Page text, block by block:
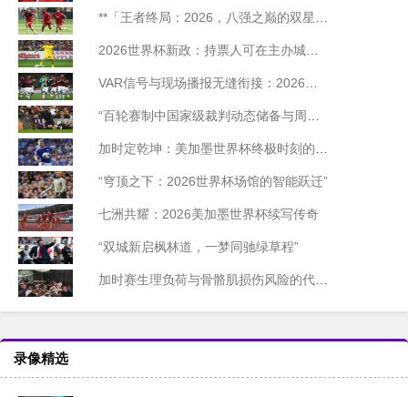
**「王者终局：2026，八强之巅的双星陨落」**
2026世界杯新政：持票人可在主办城市免费乘坐公交
VAR信号与现场播报无缝衔接：2026世界杯北美赛区技术前瞻
“百轮赛制中国家级裁判动态储备与周期迭代模型研究”
加时定乾坤：美加墨世界杯终极时刻的胜负密码
“穹顶之下：2026世界杯场馆的智能跃迁”
七洲共耀：2026美加墨世界杯续写传奇
“双城新启枫林道，一梦同驰绿草程”
加时赛生理负荷与骨骼肌损伤风险的代谢机制研究——基于2026世界杯备战周期的实证分析
录像精选